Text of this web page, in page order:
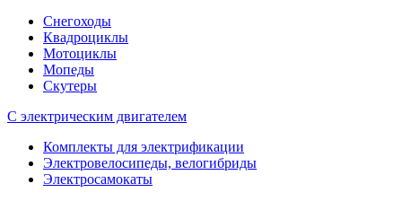
Снегоходы
Квадроциклы
Мотоциклы
Мопеды
Скутеры
С электрическим двигателем
Комплекты для электрификации
Электровелосипеды, велогибриды
Электросамокаты